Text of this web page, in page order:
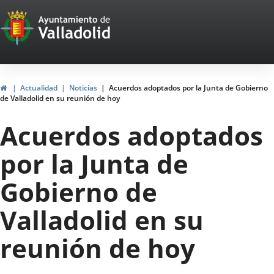
Portal
Web
del
Ayuntamiento
de
Valladolid
HomeActualidad Noticias
Acuerdos adoptados por la Junta de Gobierno
de Valladolid en su reunión de hoy
Acuerdos adoptados
por la Junta de
Gobierno de
Valladolid en su
reunión de hoy